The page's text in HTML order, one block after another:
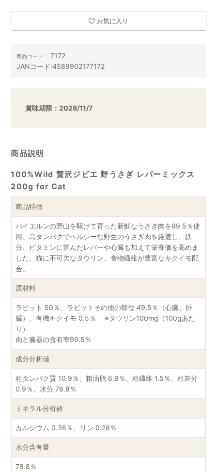
お気に入り
商品コード：
7172
JANコード:4589902177172
賞味期限：2028/11/7
商品説明
100%Wild 贅沢ジビエ 野うさぎ レバーミックス
200g for Cat
商品特徴
バイエルンの野山を駆けて育った新鮮なうさぎ肉を99.5％使
用。高タンパクでヘルシーな野生のうさぎ肉を厳選し、鉄
分、ビタミンに富んだレバーや心臓も加えて栄養価を高めま
した。猫に不可欠なタウリン、食物繊維が豊富なキクイモ配
合。
原材料
ラビット 50％、ラビットその他の部位 49.5％（心臓、肝
臓）、有機キクイモ 0.5％ ※タウリン100mg（100gあた
り）
肉と臓器の含有率99.5％
成分分析値
粗タンパク質 10.9％、粗油脂 6.9％、粗繊維 1.5％、粗灰分
0.9％、水分 78.8％
ミネラル分析値
カルシウム 0.36％、リン 0.28％
水分含有量
78.8％